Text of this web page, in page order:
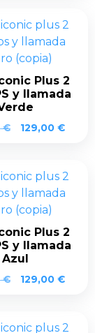
Plus 2
y llamada
€
El
era:
149,00 €.
129,00 €El
Plus 2
y llamada
Azul
€
El
era:
129,00 €El